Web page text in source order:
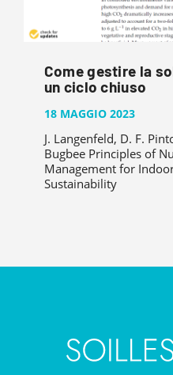
Come gestire la
un ciclo chiuso
18 MAGGIO 2023
J. Langenfeld, D. F.
Bugbee Principles of
Management for
Sustainability